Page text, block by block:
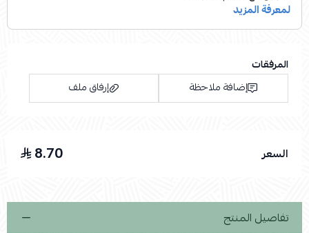
المرفقات
إضافة ملاحظة
إرفاق ملف
السعر 8.70
تفاصيل المنتج